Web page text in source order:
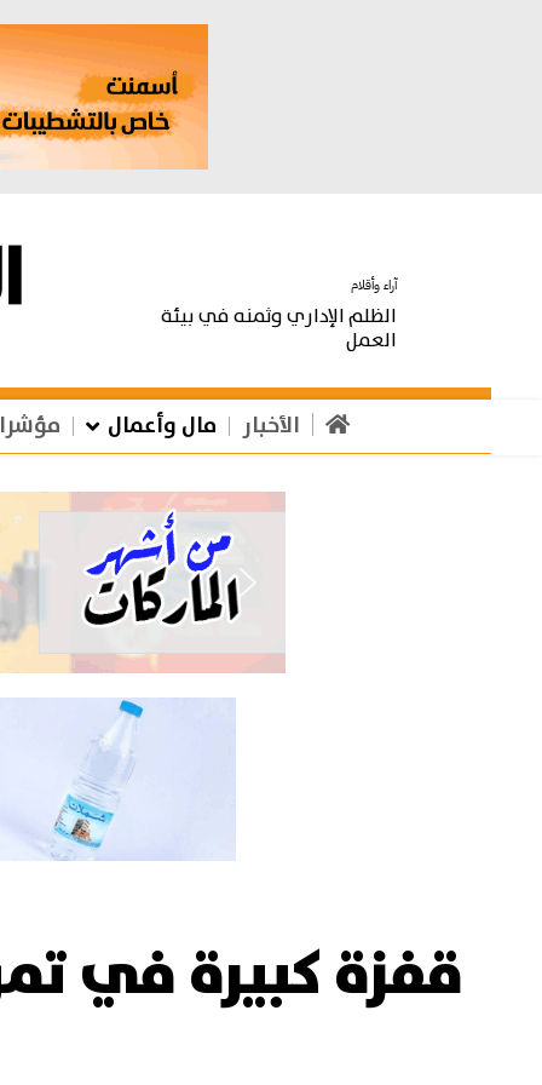
آراء وأقلام
الظلم الإداري وثمنه في بيئة
العمل
الأخبار مال وأعمال